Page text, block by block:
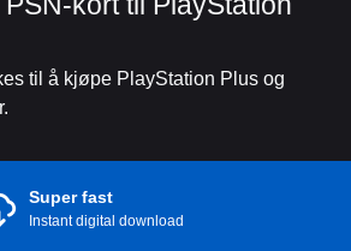
til å kjøpe PlayStation Plus og
Super fast
Instant digital download